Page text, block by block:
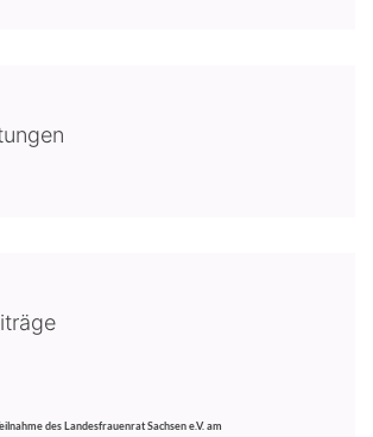
des Landesfrauenrat Sachsen e.V. am